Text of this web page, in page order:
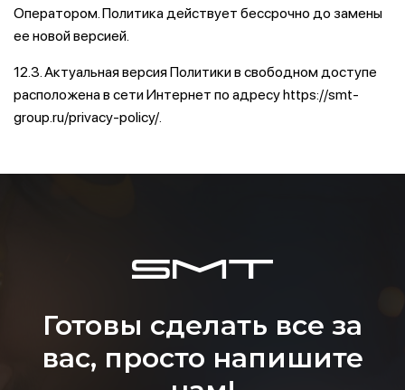
Оператором. Политика действует бессрочно до замены
ее новой версией.
12.3. Актуальная версия Политики в свободном доступе
расположена в сети Интернет по адресу https://smt-
group.ru/privacy-policy/.
Готовы сделать все за
вас, просто напишите